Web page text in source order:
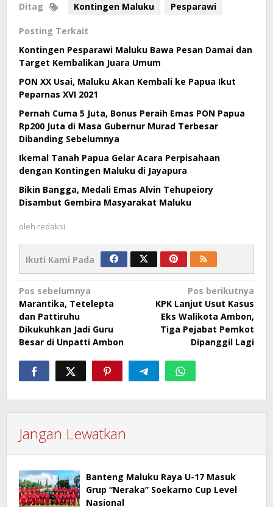
Ditag Kontingen Maluku Pesparawi
Posting Terkait
Kontingen Pesparawi Maluku Bawa Pesan Damai dan
Target Kembalikan Juara Umum
PON XX Usai, Maluku Akan Kembali ke Papua Ikut
Peparnas XVI 2021
Pernah Cuma 5 Juta, Bonus Peraih Emas PON Papua
Rp200 Juta di Masa Gubernur Murad Terbesar
Dibanding Sebelumnya
Ikemal Tanah Papua Gelar Acara Perpisahaan
dengan Kontingen Maluku di Jayapura
Bikin Bangga, Medali Emas Alvin Tehupeiory
Disambut Gembira Masyarakat Maluku
oleh redaksi
Ikuti Kami Pada
Navigasi
pos
Pos sebelumnya
Marantika, Tetelepta
dan Pattiruhu
Dikukuhkan Jadi Guru
Besar di Unpatti Ambon
Pos berikutnya
KPK Lanjut Usut Kasus
Eks Walikota Ambon,
Tiga Pejabat Pemkot
Dipanggil Lagi
Jangan Lewatkan
Banteng Maluku Raya U-17 Masuk
Grup “Neraka” Soekarno Cup Level
Nasional